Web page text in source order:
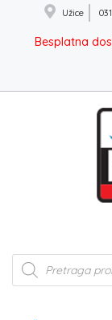
Užice
Besplatna
Products
search